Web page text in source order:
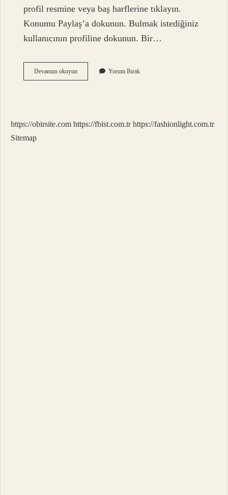
profil resmine veya baş harflerine tıklayın.
Konumu Paylaş’a dokunun. Bulmak istediğiniz
kullanıcının profiline dokunun. Bir…
Devamını okuyunTelefonda
Konum
Yorum Bırak
https://obirsite.com https://fbist.com.tr https://fashionlight.com.tr
Sitemap